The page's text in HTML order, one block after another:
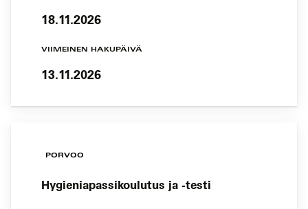
18.11.2026
VIIMEINEN HAKUPÄIVÄ
13.11.2026
PORVOO
Hygieniapassikoulutus ja -testi